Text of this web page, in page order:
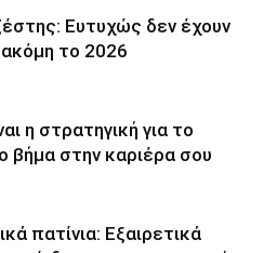
Ευτυχώς δεν έχουν
το 2026
η στρατηγική για το
βήμα στην καριέρα σου
πατίνια: Εξαιρετικά